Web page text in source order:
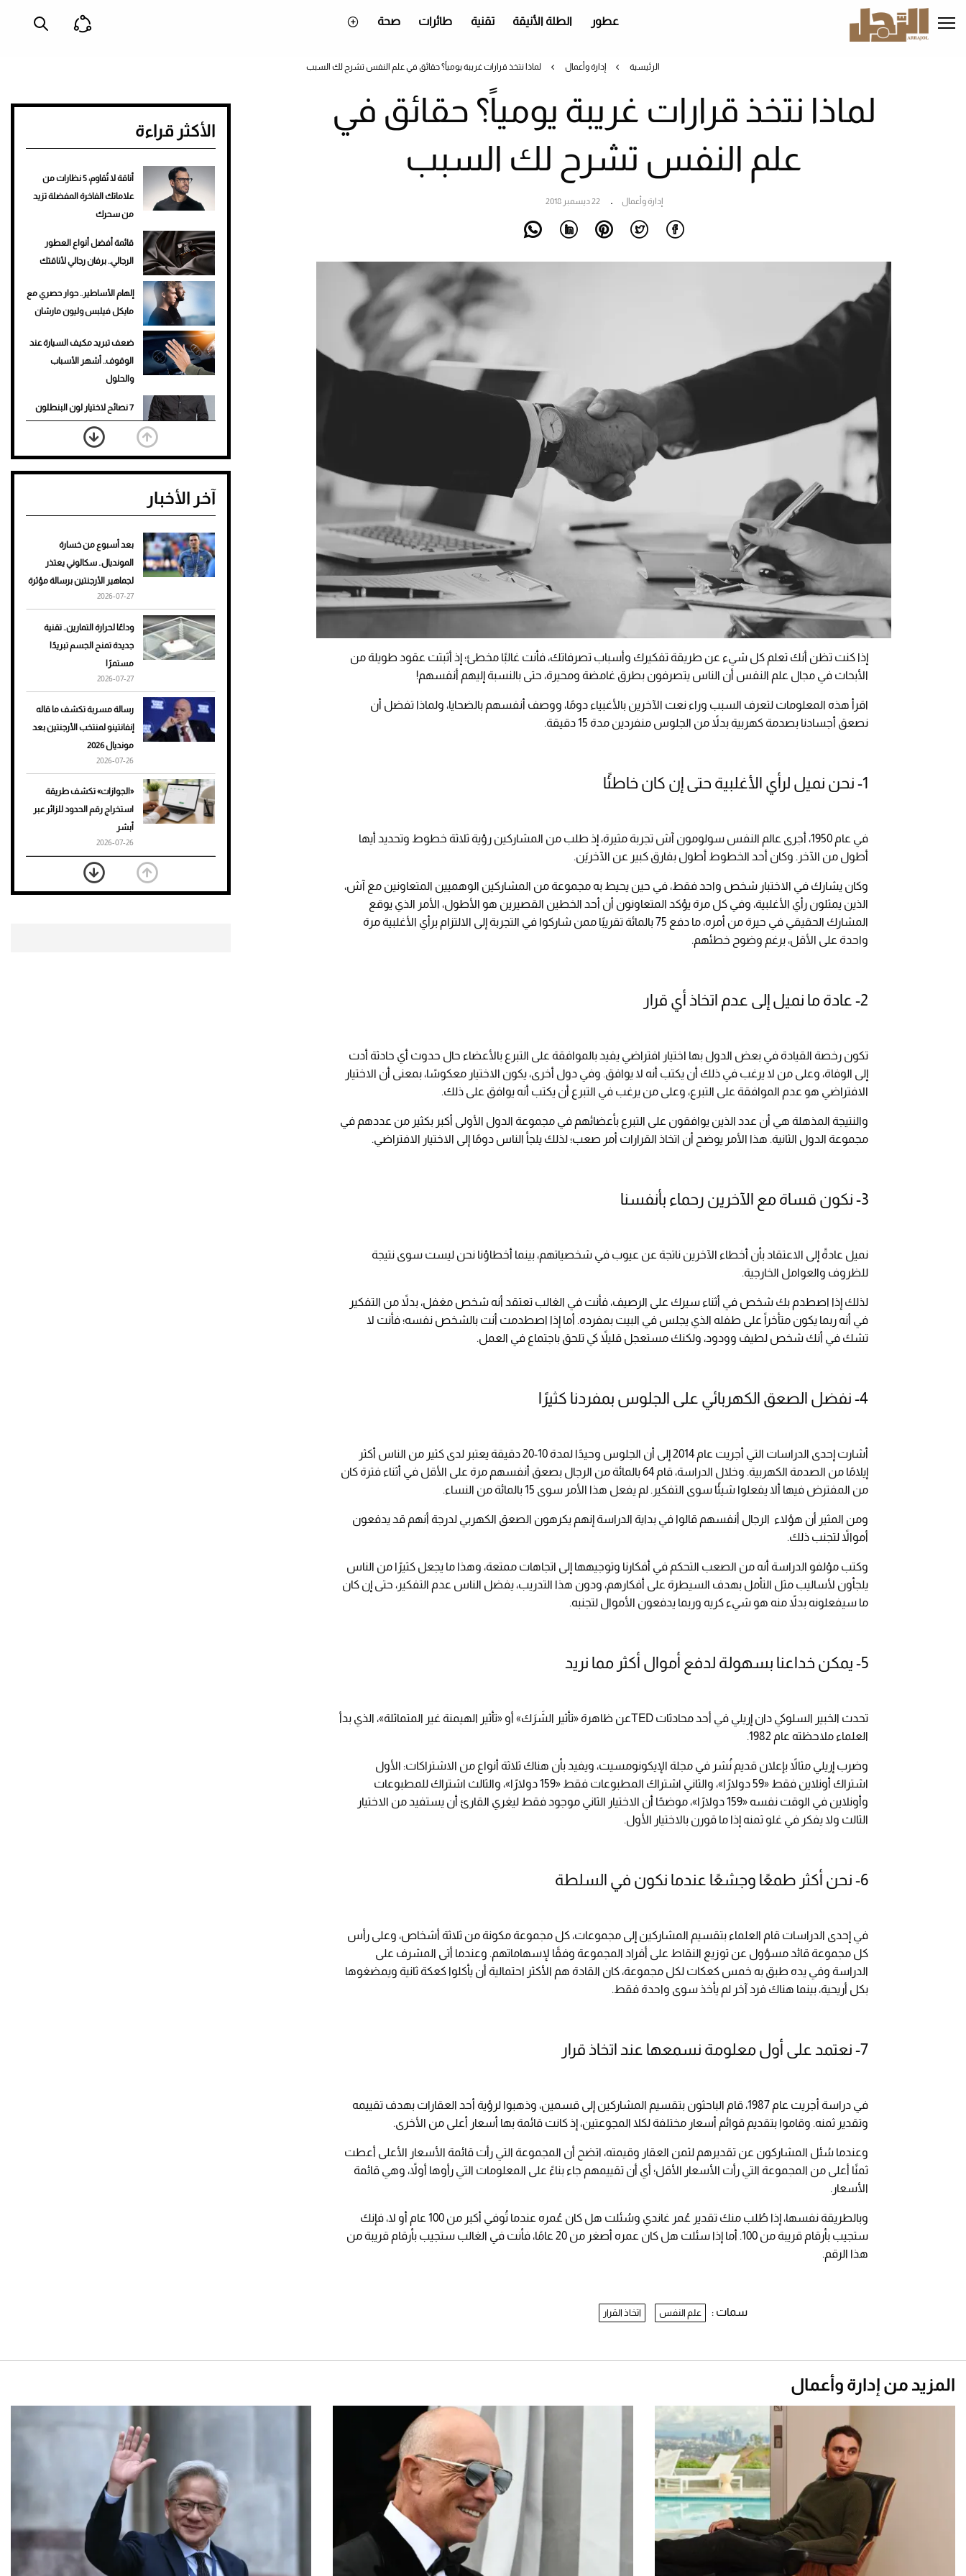
إلى
المحتوى
عطور الطلة الأنيقة تقنية طائرات صحة
الرئيسية إدارة وأعمال لماذا نتخذ قرارات غريبة يومياً؟ حقائق في علم النفس تشرح لك السبب
لماذا نتخذ قرارات غريبة يومياً؟ حقائق في
علم النفس تشرح لك السبب
إدارة وأعمال 22 ديسمبر 2018
إذا كنت تظن أنك تعلم كل شيء عن طريقة تفكيرك وأسباب تصرفاتك، فأنت غالبًا مخطئ؛ إذ أثبتت عقود طويلة من
الأبحاث في مجال علم النفس أن الناس يتصرفون بطرق غامضة ومحيرة، حتى بالنسبة إليهم أنفسهم!
اقرأ هذه المعلومات لتعرف السبب وراء نعت الآخرين بالأغبياء دومًا، ووصف أنفسهم بالضحايا، ولماذا تفضل أن
نصعق أجسادنا بصدمة كهربية بدلاً من الجلوس منفردين مدة 15 دقيقة.
1- نحن نميل لرأي الأغلبية حتى إن كان خاطئًا
في عام 1950، أجرى عالم النفس سولومون آش تجربة مثيرة، إذ طلب من المشاركين رؤية ثلاثة خطوط وتحديد أيها
أطول من الآخر. وكان أحد الخطوط أطول بفارق كبير عن الآخريَن.
وكان يشارك في الاختبار شخص واحد فقط، في حين يحيط به مجموعة من المشاركين الوهميين المتعاونين مع آش،
الذين يمثلون رأي الأغلبية، وفي كل مرة يؤكد المتعاونون أن أحد الخطين القصيرين هو الأطول، الأمر الذي يوقع
المشارك الحقيقي في حيرة من أمره، ما دفع 75 بالمائة تقريبًا ممن شاركوا في التجربة إلى الالتزام برأي الأغلبية مرة
واحدة على الأقل، برغم وضوح خطئهم.
2- عادة ما نميل إلى عدم اتخاذ أي قرار
تكون رخصة القيادة في بعض الدول بها اختيار افتراضي يفيد بالموافقة على التبرع بالأعضاء حال حدوث أي حادثة أدت
إلى الوفاة، وعلى من لا يرغب في ذلك أن يكتب أنه لا يوافق. وفي دول أخرى، يكون الاختيار معكوسًا، بمعنى أن الاختيار
الافتراضي هو عدم الموافقة على التبرع، وعلى من يرغب في التبرع أن يكتب أنه يوافق على ذلك.
والنتيجة المذهلة هي أن عدد الذين يوافقون على التبرع بأعضائهم في مجموعة الدول الأولى أكبر بكثير من عددهم في
مجموعة الدول الثانية. هذا الأمر يوضح أن اتخاذ القرارات أمر صعب؛ لذلك يلجأ الناس دومًا إلى الاختيار الافتراضي.
3- نكون قساة مع الآخرين رحماء بأنفسنا
نميل عادةً إلى الاعتقاد بأن أخطاء الآخرين ناتجة عن عيوب في شخصياتهم، بينما أخطاؤنا نحن ليست سوى نتيجة
للظروف والعوامل الخارجية.
لذلك إذا اصطدم بك شخص في أثناء سيرك على الرصيف، فأنت في الغالب تعتقد أنه شخص مغفل، بدلاً من التفكير
في أنه ربما يكون متأخراً على طفله الذي يجلس في البيت بمفرده. أما إذا اصطدمت أنت بالشخص نفسه؛ فأنت لا
تشك في أنك شخص لطيف وودود، ولكنك مستعجل قليلاً كي تلحق باجتماع في العمل.
4- نفضل الصعق الكهربائي على الجلوس بمفردنا كثيرًا
أشارت إحدى الدراسات التي أجريت عام 2014 إلى أن الجلوس وحيدًا لمدة 10-20 دقيقة يعتبر لدى كثير من الناس أكثر
إيلامًا من الصدمة الكهربية. وخلال الدراسة، قام 64 بالمائة من الرجال بصعق أنفسهم مرة على الأقل في أثناء فترة كان
من المفترض فيها ألا يفعلوا شيئًا سوى التفكير. لم يفعل هذا الأمر سوى 15 بالمائة من النساء.
ومن المثير أن هؤلاء الرجال أنفسهم قالوا في بداية الدراسة إنهم يكرهون الصعق الكهربي لدرجة أنهم قد يدفعون
أموالاً لتجنب ذلك.
وكتب مؤلفو الدراسة أنه من الصعب التحكم في أفكارنا وتوجيهها إلى اتجاهات ممتعة، وهذا ما يجعل كثيرًا من الناس
يلجأون لأساليب مثل التأمل بهدف السيطرة على أفكارهم، ودون هذا التدريب، يفضل الناس عدم التفكير، حتى إن كان
ما سيفعلونه بدلاً منه هو شيء كريه وربما يدفعون الأموال لتجنبه.
5- يمكن خداعنا بسهولة لدفع أموال أكثر مما نريد
تحدث الخبير السلوكي دان إريلي في أحد محادثات TEDعن ظاهرة «تأثير الشَرَك» أو «تأثير الهيمنة غير المتماثلة»، الذي بدأ
العلماء ملاحظته عام 1982.
وضرب إريلي مثالاً بإعلان قديم نُشر في مجلة الإيكونومسيت، ويفيد بأن هناك ثلاثة أنواع من الاشتراكات: الأول
اشتراك أونلاين فقط «59 دولارًا»، والثاني اشتراك المطبوعات فقط «159 دولارًا»، والثالث اشتراك للمطبوعات
وأونلاين في الوقت نفسه «159 دولارًا»، موضحًا أن الاختيار الثاني موجود فقط ليغري القارئ أن يستفيد من الاختيار
الثالث ولا يفكر في غلو ثمنه إذا ما قورن بالاختيار الأول.
6- نحن أكثر طمعًا وجشعًا عندما نكون في السلطة
في إحدى الدراسات قام العلماء بتقسيم المشاركين إلى مجموعات، كل مجموعة مكونة من ثلاثة أشخاص، وعلى رأس
كل مجموعة قائد مسؤول عن توزيع النقاط على أفراد المجموعة وفقًا لإسهاماتهم. وعندما أتى المشرف على
الدراسة وفي يده طبق به خمس كعكات لكل مجموعة، كان القادة هم الأكثر احتمالية أن يأكلوا كعكة ثانية ويمضغوها
بكل أريحية، بينما هناك فرد آخر لم يأخذ سوى واحدة فقط.
7- نعتمد على أول معلومة نسمعها عند اتخاذ قرار
في دراسة أجريت عام 1987، قام الباحثون بتقسيم المشاركين إلى قسمين، وذهبوا لرؤية أحد العقارات بهدف تقييمه
وتقدير ثمنه. وقاموا بتقديم قوائم أسعار مختلفة لكلا المجوعتين، إذ كانت قائمة بها أسعار أعلى من الأخرى.
وعندما سُئل المشاركون عن تقديرهم لثمن العقار وقيمته، اتضح أن المجموعة التي رأت قائمة الأسعار الأعلى أعطت
ثمنًا أعلى من المجموعة التي رأت الأسعار الأقل؛ أي أن تقييمهم جاء بناءً على المعلومات التي رأوها أولاً، وهي قائمة
الأسعار.
وبالطريقة نفسها، إذا طُلب منك تقدير عُمر غاندي وسُئلت هل كان عُمره عندما تُوفي أكبر من 100 عام أو لا، فإنك
ستجيب بأرقام قريبة من 100. أما إذا سئلت هل كان عمره أصغر من 20 عامًا، فأنت في الغالب ستجيب بأرقام قريبة من
هذا الرقم.
الأكثر قراءة
أناقة لا تُقاوم: 5 نظارات من
علاماتك الفاخرة المفضلة تزيد
من سحرك
قائمة أفضل أنواع العطور
الرجالي.. برفان رجالي لأناقتك
إلهام الأساطير.. حوار حصري مع
مايكل فيلبس وليون مارشان
ضعف تبريد مكيف السيارة عند
الوقوف.. أشهر الأسباب
والحلول
7 نصائح لاختيار لون البنطلون
المناسب للقميص الأسود
نرى المستقبل من خلال
تصميماتنا.. كيف حجزت 1886
تمنحك فخامة استثنائية
هوى الأبطال
أفضل تدريج للشعر الطويل
لإطلالة جريئة وعصرية
للرجال
آخر الأخبار
بعد أسبوع من خسارة
المونديال.. سكالوني يعتذر
لجماهير الأرجنتين برسالة مؤثرة
2026-07-27
وداعًا لحرارة التمارين.. تقنية
جديدة تمنح الجسم تبريدًا
مستمرًا
2026-07-27
رسالة مسربة تكشف ما قاله
إنفانتينو لمنتخب الأرجنتين بعد
مونديال 2026
2026-07-26
«الجوازات» تكشف طريقة
استخراج رقم الحدود للزائر عبر
أبشر
2026-07-26
بعد 7 أشهر من تعرضه لحادث
مروع.. جوشوا يفوز على برينغا
سمات : علم النفس اتخاذ القرار
المزيد من إدارة وأعمال